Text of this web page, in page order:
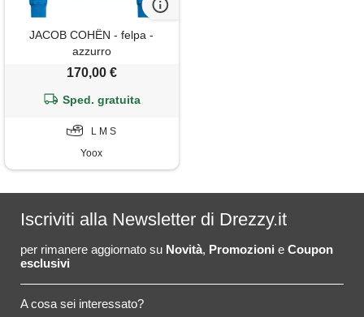
JACOB COHЁN - felpa -
azzurro
170,00 €
Sped. gratuita
L M S
Yoox
Iscriviti alla Newsletter di Drezzy.it
per rimanere aggiornato su Novità, Promozioni e Coupon
esclusivi
A cosa sei interessato?